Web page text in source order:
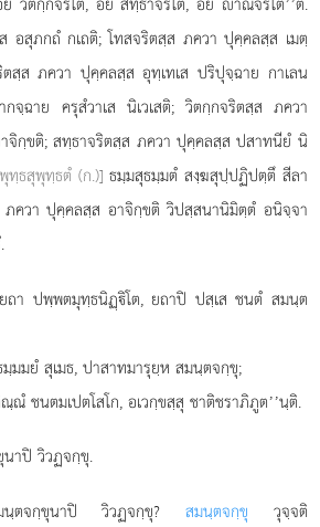
อสุภกถํ กเถติ; โทสจริตสฺส ภควา ปุคฺคลสฺส เมตฺ
สฺส ภควา ปุคฺคลสฺส อุทฺเทเส ปริปุจฺฉาย กาเลน
จฺฉาย ครุสํวาเส นิเวเสติ; วิตกฺกจริตสฺส ภควา
จิกฺขติ; สทฺธาจริตสฺส ภควา ปุคฺคลสฺส ปสาทนียํ นิ
ทฺธสุพุทฺธตํ (ก.)] ธมฺมสุธมฺมตํ สงฺฆสุปฺปฏิปตฺตึ สีลา
ควา ปุคฺคลสฺส อาจิกฺขติ วิปสฺสนานิมิตฺตํ อนิจฺจา
ยถา ปพฺพตมุทฺธนิฏฺิโต, ยถาปิ ปสฺเส ชนตํ สมนฺต
มมยํ สุเมธ, ปาสาทมารุยฺห สมนฺตจกฺขุ;
ณํ ชนตมเปตโสโก, อเวกฺขสฺสุ ชาติชราภิภูต’’นฺติ.
าปิ วิวฏจกฺขุ.
ตจกฺขุนาปิ วิวฏจกฺขุ?สมนฺตจกฺขุ วุจฺจติ